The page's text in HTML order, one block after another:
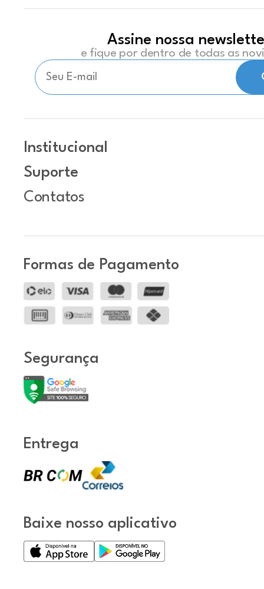
Assine nossa
e fique por dentro de todas as
Institucional
Suporte
Contatos
Formas de Pagamento
Segurança
Entrega
Baixe nosso aplicativo